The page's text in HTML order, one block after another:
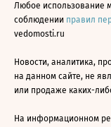
Любое использование
соблюдении правил
vedomosti.ru
Новости, аналитика,
на данном сайте, не
или продаже каких-
На информационном